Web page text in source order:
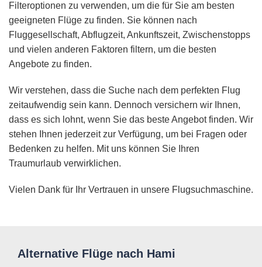
Filteroptionen zu verwenden, um die für Sie am besten
geeigneten Flüge zu finden. Sie können nach
Fluggesellschaft, Abflugzeit, Ankunftszeit, Zwischenstopps
und vielen anderen Faktoren filtern, um die besten
Angebote zu finden.
Wir verstehen, dass die Suche nach dem perfekten Flug
zeitaufwendig sein kann. Dennoch versichern wir Ihnen,
dass es sich lohnt, wenn Sie das beste Angebot finden. Wir
stehen Ihnen jederzeit zur Verfügung, um bei Fragen oder
Bedenken zu helfen. Mit uns können Sie Ihren
Traumurlaub verwirklichen.
Vielen Dank für Ihr Vertrauen in unsere Flugsuchmaschine.
Alternative Flüge nach Hami